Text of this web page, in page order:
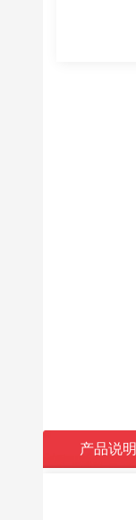
产品说明